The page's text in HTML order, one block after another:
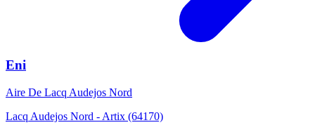
Eni
Aire De Lacq Audejos Nord
Lacq Audejos Nord - Artix (64170)